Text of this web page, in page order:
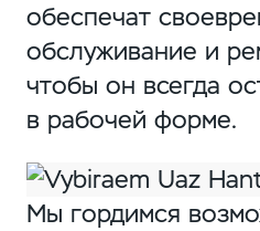
обеспечат
обслуживание и
чтобы он всегда
в рабочей форме.
Мы гордимся